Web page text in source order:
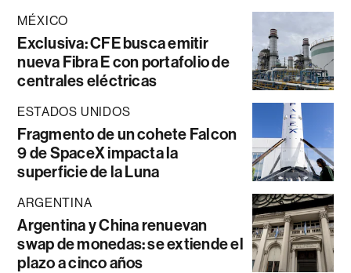
MÉXICO
Exclusiva: CFE busca emitir
nueva Fibra E con portafolio de
centrales eléctricas
ESTADOS UNIDOS
Fragmento de un cohete Falcon
9 de SpaceX impacta la
superficie de la Luna
ARGENTINA
Argentina y China renuevan
swap de monedas: se extiende el
plazo a cinco años